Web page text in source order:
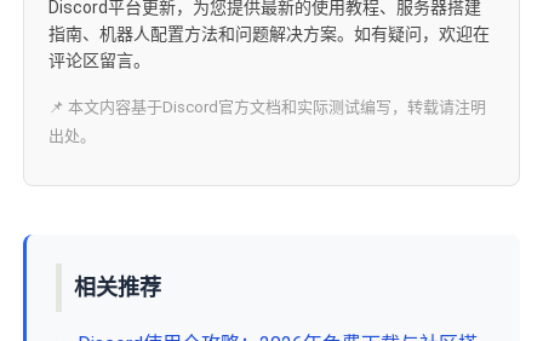
Discord平台更新，为您提供最新的使用教程、服务器搭建
指南、机器人配置方法和问题解决方案。如有疑问，欢迎在
评论区留言。
📌 本文内容基于Discord官方文档和实际测试编写，转载请注明
出处。
相关推荐